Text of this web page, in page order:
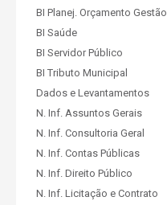
BI Planej. Orçamento Gestão
BI Saúde
BI Servidor Público
BI Tributo Municipal
Dados e Levantamentos
N. Inf. Assuntos Gerais
N. Inf. Consultoria Geral
N. Inf. Contas Públicas
N. Inf. Direito Público
N. Inf. Licitação e Contrato